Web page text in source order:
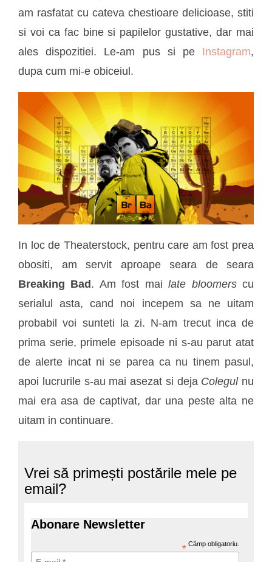
am rasfatat cu cateva chestioare delicioase, stiti
si voi ca fac bine si papilelor gustative, dar mai
ales dispozitiei. Le-am pus si pe Instagram,
dupa cum mi-e obiceiul.
In loc de Theaterstock, pentru care am fost prea
obositi, am servit aproape seara de seara
Breaking Bad. Am fost mailate bloomerscu
serialul asta, cand noi incepem sa ne uitam
probabil voi sunteti la zi. N-am trecut inca de
prima serie, primele episoade ni s-au parut atat
de alerte incat ni se parea ca nu tinem pasul,
apoi lucrurile s-au mai asezat si deja Colegulnu
mai era asa de captivat, dar una peste alta ne
uitam in continuare.
Vrei să primești postările mele pe
email?
Abonare Newsletter
* Câmp obligatoriu.